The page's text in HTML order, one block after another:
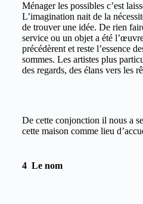
Ménager les possibles c’est
L’imagination nait de la
de trouver une idée. De rien
service ou un objet a été
précédèrent et reste l’essence
sommes. Les artistes plus
des regards, des élans vers les
De cette conjonction il nous a
cette maison comme lieu
4 Le nom